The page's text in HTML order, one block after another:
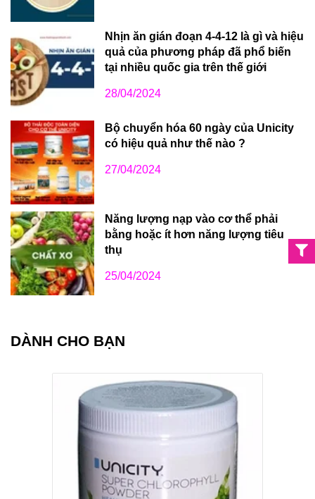
Nhịn ăn gián đoạn 4-4-12 là gì và hiệu
quả của phương pháp đã phổ biến
tại nhiều quốc gia trên thế giới
28/04/2024
Bộ chuyển hóa 60 ngày của Unicity
có hiệu quả như thế nào ?
27/04/2024
Năng lượng nạp vào cơ thể phải
bằng hoặc ít hơn năng lượng tiêu
thụ
25/04/2024
DÀNH CHO BẠN